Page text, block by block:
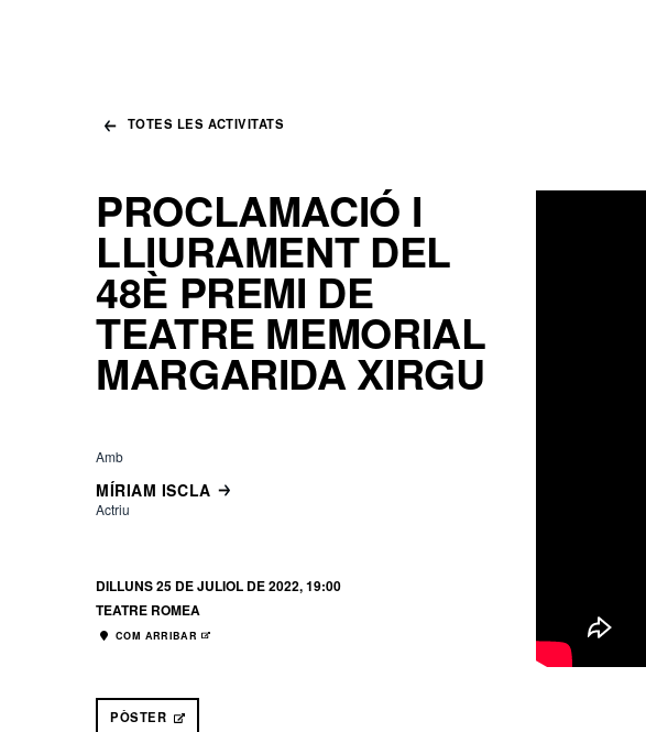
TOTES LES ACTIVITATS
PROCLAMACIÓ I
LLIURAMENT DEL
48È PREMI DE
TEATRE MEMORIAL
MARGARIDA XIRGU
Amb
MÍRIAM ISCLA
Actriu
DILLUNS 25 DE JULIOL DE 2022, 19:00
TEATRE ROMEA
COM ARRIBAR ABRE EN NUEVA VENTANA
PÒSTER ABRE EN NUEVA VENTANA